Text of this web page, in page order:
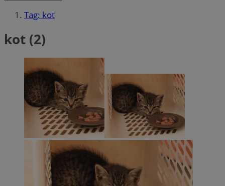
Tag: kot
kot (2)